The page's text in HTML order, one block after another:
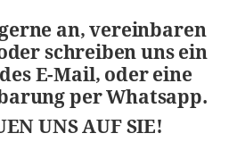
an, vereinbaren
schreiben uns ein
E-Mail, oder eine
per Whatsapp.
UNS AUF SIE!